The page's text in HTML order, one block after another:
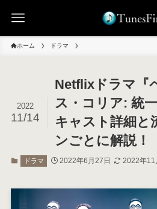
ホーム ドラマ
Netflixドラマ『
ス・コリア: 統
キャスト詳細と
ンごとに解説！
2022
11/14
ドラマ 2022年6月27日 2022年11